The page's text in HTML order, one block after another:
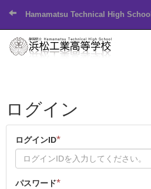
Hamamatsu Technical High School
ログイン
ログインID*
パスワード*